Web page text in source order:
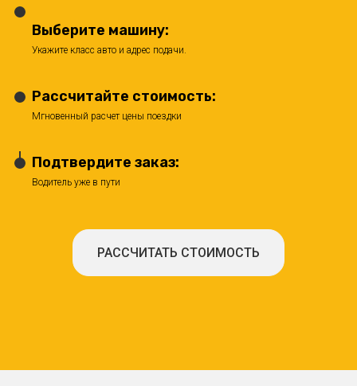
Выберите машину:
Укажите класс авто и адрес подачи.
Рассчитайте стоимость:
Мгновенный расчет цены поездки
Подтвердите заказ:
Водитель уже в пути
РАССЧИТАТЬ СТОИМОСТЬ